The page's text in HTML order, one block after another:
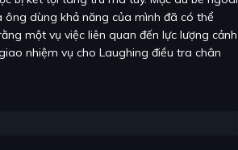
dùng khả năng của mình đã có thể
một vụ việc liên quan đến lực lượng cảnh
nhiệm vụ cho Laughing điều tra chân